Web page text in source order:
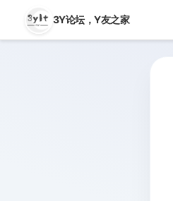
3Y论坛，Y友之家